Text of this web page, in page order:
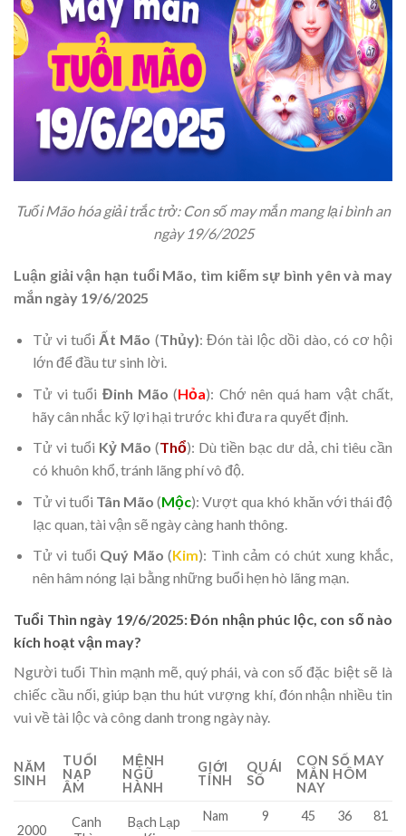
Tuổi Mão hóa giải trắc trở: Con số may mắn mang lại bình an
ngày 19/6/2025
Luận giải vận hạn tuổi Mão, tìm kiếm sự bình yên và may
mắn ngày 19/6/2025
Tử vi tuổi Ất Mão (Thủy): Đón tài lộc dồi dào, có cơ hội
lớn để đầu tư sinh lời.
Tử vi tuổi Đinh Mão (Hỏa): Chớ nên quá ham vật chất,
hãy cân nhắc kỹ lợi hại trước khi đưa ra quyết định.
Tử vi tuổi Kỷ Mão (Thổ): Dù tiền bạc dư dả, chi tiêu cần
có khuôn khổ, tránh lãng phí vô độ.
Tử vi tuổi Tân Mão (Mộc): Vượt qua khó khăn với thái độ
lạc quan, tài vận sẽ ngày càng hanh thông.
Tử vi tuổi Quý Mão (Kim): Tình cảm có chút xung khắc,
nên hâm nóng lại bằng những buổi hẹn hò lãng mạn.
Tuổi Thìn ngày 19/6/2025: Đón nhận phúc lộc, con số nào
kích hoạt vận may?
Người tuổi Thìn mạnh mẽ, quý phái, và con số đặc biệt sẽ là
chiếc cầu nối, giúp bạn thu hút vượng khí, đón nhận nhiều tin
vui về tài lộc và công danh trong ngày này.
NĂM
SINH
TUỔI
NẠP
ÂM
MỆNH
NGŨ
HÀNH
GIỚI
TÍNH
QUÁI
SỐ
CON SỐ MAY
MẮN HÔM
NAY
2000
Canh
Bạch Lạp
Nam 9 45 36 81